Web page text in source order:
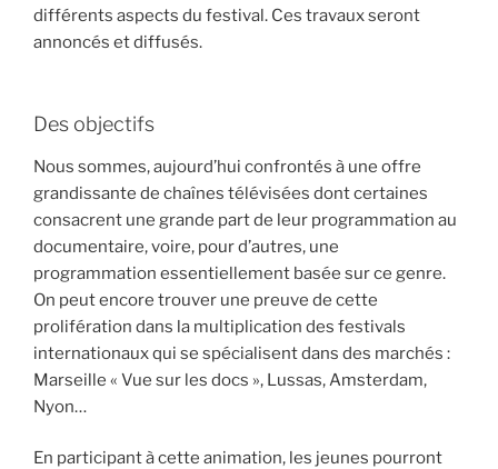
différents aspects du festival. Ces travaux seront
annoncés et diffusés.
Des objectifs
Nous sommes, aujourd’hui confrontés à une offre
grandissante de chaînes télévisées dont certaines
consacrent une grande part de leur programmation au
documentaire, voire, pour d’autres, une
programmation essentiellement basée sur ce genre.
On peut encore trouver une preuve de cette
prolifération dans la multiplication des festivals
internationaux qui se spécialisent dans des marchés :
Marseille « Vue sur les docs », Lussas, Amsterdam,
Nyon…
En participant à cette animation, les jeunes pourront